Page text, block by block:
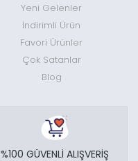
Yeni Gelenler
İndirimli Ürün
Favori Ürünler
Çok Satanlar
Blog
%100 GÜVENLİ ALIŞVERİŞ